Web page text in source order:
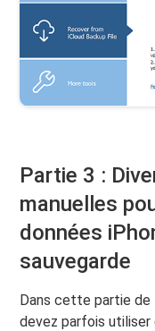
Partie 3 :
manuelles
données
sauvegarde
Dans cette partie de
devez parfois